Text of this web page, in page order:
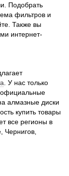
Подобрать
фильтров и
Также вы
интернет-
. У нас только
официальные
алмазные диски
купить товары
все регионы в
Чернигов,